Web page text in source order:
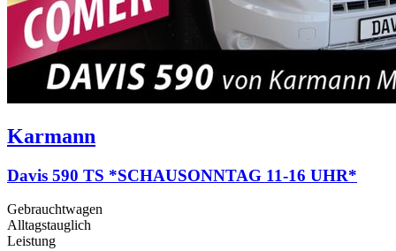
Karmann
Davis 590 TS *SCHAUSONNTAG 11-16 UHR*
Gebrauchtwagen
Alltagstauglich
Leistung